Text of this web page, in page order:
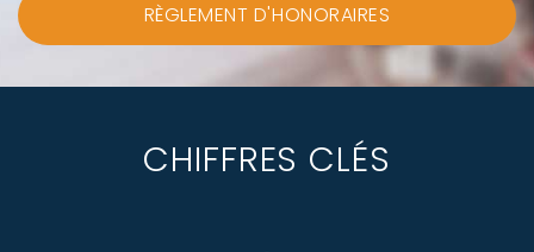
RÈGLEMENT D'HONORAIRES
CHIFFRES CLÉS